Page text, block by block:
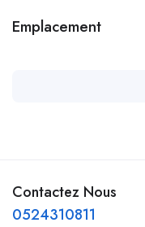
Emplacement
Contactez Nous
0524310811